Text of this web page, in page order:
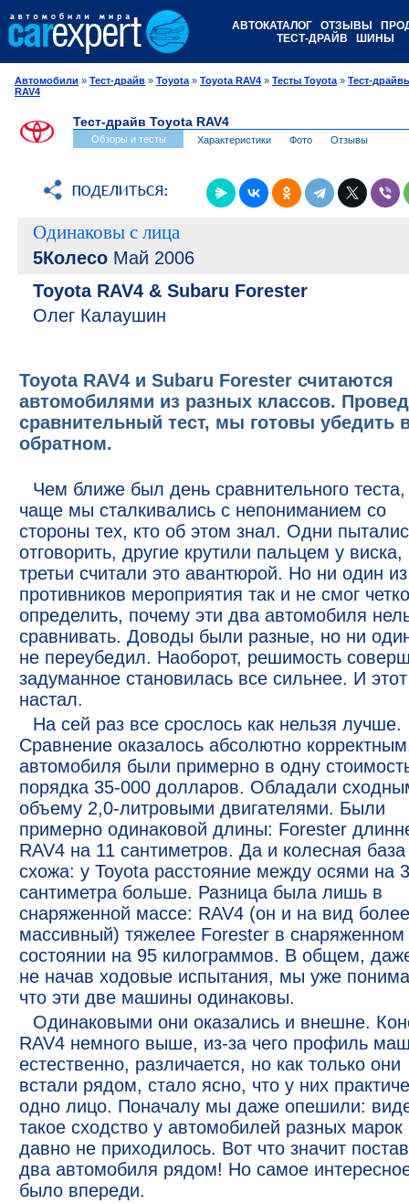
АВТОКАТАЛОГ ОТЗЫВЫ
ТЕСТ-ДРАЙВ
ШИНЫ
Автомобили » Тест-драйв » Toyota » Toyota RAV4 » Тесты Toyota » Тест-
RAV4
Тест-драйв Toyota RAV4
Обзоры и тесты Характеристики Фото Отзывы
Одинаковы с лица
5Колесо Май 2006
Toyota RAV4 & Subaru Forester
Олег Калаушин
Toyota RAV4 и Subaru Forester считаются
автомобилями из разных классов.
сравнительный тест, мы готовы убедить
обратном.
Чем ближе был день сравнительного
чаще мы сталкивались с непониманием со
стороны тех, кто об этом знал. Одни
отговорить, другие крутили пальцем у виска,
третьи считали это авантюрой. Но ни один из
противников мероприятия так и не смог четко
определить, почему эти два автомобиля
сравнивать. Доводы были разные, но ни
не переубедил. Наоборот, решимость
задуманное становилась все сильнее. И
настал.
На сей раз все срослось как нельзя лучше.
Сравнение оказалось абсолютно
автомобиля были примерно в одну
порядка 35-000 долларов. Обладали
объему 2,0-литровыми двигателями. Были
примерно одинаковой длины: Forester
RAV4 на 11 сантиметров. Да и колесная база
схожа: у Toyota расстояние между осями на
сантиметра больше. Разница была лишь в
снаряженной массе: RAV4 (он и на вид более
массивный) тяжелее Forester в снаряженном
состоянии на 95 килограммов. В общем,
не начав ходовые испытания, мы уже
что эти две машины одинаковы.
Одинаковыми они оказались и внешне.
RAV4 немного выше, из-за чего профиль
естественно, различается, но как только они
встали рядом, стало ясно, что у них
одно лицо. Поначалу мы даже опешили:
такое сходство у автомобилей разных марок
давно не приходилось. Вот что значит
два автомобиля рядом! Но самое
было впереди.